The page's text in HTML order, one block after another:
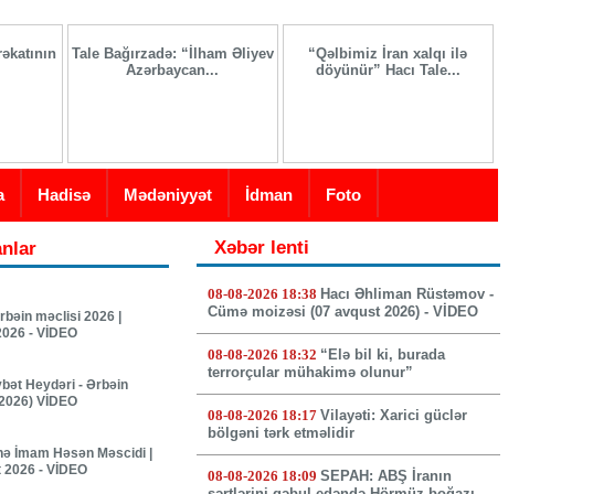
Tale Bağırzadə: “İlham Əliyev
Azərbaycan...
“Qəlbimiz İran xalqı ilə
döyünür” Hacı Tale...
Hadisə Mədəniyyət İdman Foto
məclisi 2026 |
- VİDEO
Heydəri - Ərbəin
VİDEO
İmam Həsən Məscidi |
- VİDEO
Xəbər lenti
08-08-2026 18:38 Hacı Əhliman Rüstəmov -
Cümə moizəsi (07 avqust 2026) - VİDEO
08-08-2026 18:32 “Elə bil ki, burada
terrorçular mühakimə olunur”
08-08-2026 18:17 Vilayəti: Xarici güclər
bölgəni tərk etməlidir
08-08-2026 18:09 SEPAH: ABŞ İranın